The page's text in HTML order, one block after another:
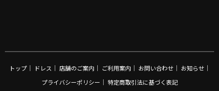
トップ｜ ドレス ｜ 店舗のご案内｜ ご利用案内｜ お問い合わせ｜ お知らせ｜
プライバシーポリシー ｜ 特定商取引法に基づく表記